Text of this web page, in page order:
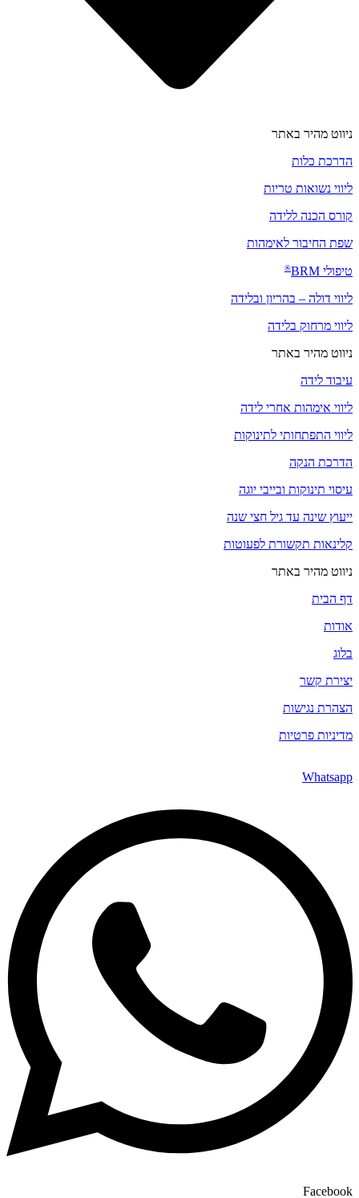
ניווט מהיר באתר
הדרכת כלות
ליווי נשואות טריות
קורס הכנה ללידה
שפת החיבור לאימהות
טיפולי BRM
®
ליווי דולה – בהריון ובלידה
ליווי מרחוק בלידה
ניווט מהיר באתר
עיבוד לידה
ליווי אימהות אחרי לידה
ליווי התפתחותי לתינוקות
הדרכת הנקה
עיסוי תינוקות ובייבי יוגה
ייעוץ שינה עד גיל חצי שנה
קלינאות תקשורת לפעוטות
ניווט מהיר באתר
דף הבית
אודות
בלוג
יצירת קשר
הצהרת נגישות
מדיניות פרטיות
Whatsapp
Facebook